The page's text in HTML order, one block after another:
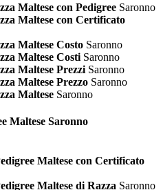
Maltese con Pedigree Saronno
Maltese con Certificato
Maltese Costo Saronno
Maltese Costi Saronno
Maltese Prezzi Saronno
Maltese Prezzo Saronno
Maltese Saronno
Maltese Saronno
Maltese con Certificato
Maltese di Razza Saronno